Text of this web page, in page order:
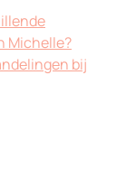
Michelle?
bij